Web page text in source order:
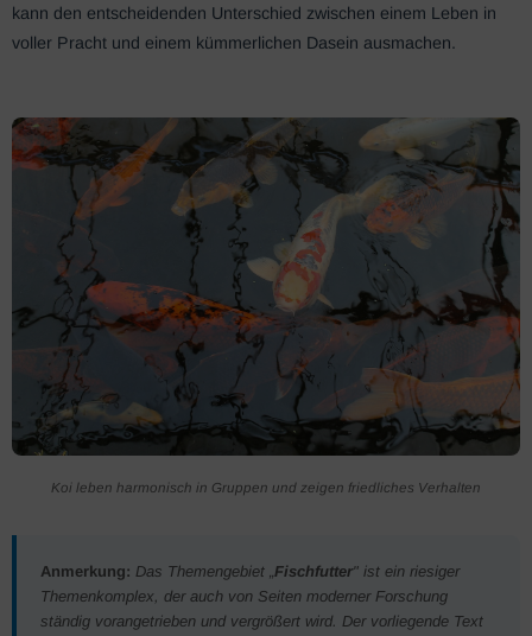
kann den entscheidenden Unterschied zwischen einem Leben in
voller Pracht und einem kümmerlichen Dasein ausmachen.
Koi leben harmonisch in Gruppen und zeigen friedliches Verhalten
Anmerkung: Das Themengebiet „Fischfutter" ist ein riesiger
Themenkomplex, der auch von Seiten moderner Forschung
ständig vorangetrieben und vergrößert wird. Der vorliegende Text